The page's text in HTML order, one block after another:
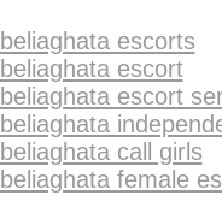
beliaghata escorts
beliaghata escort
beliaghata escort
beliaghata
beliaghata call girls
beliaghata female